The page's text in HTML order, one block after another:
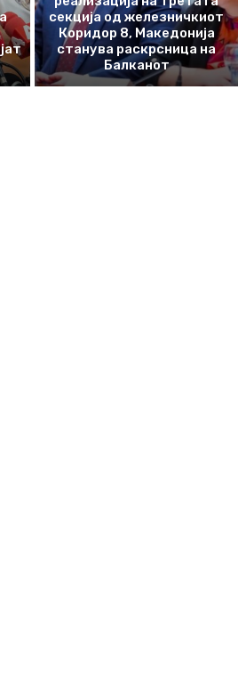
секција од железничкиот
Коридор 8, Македонија
станува раскрсница на
Балканот